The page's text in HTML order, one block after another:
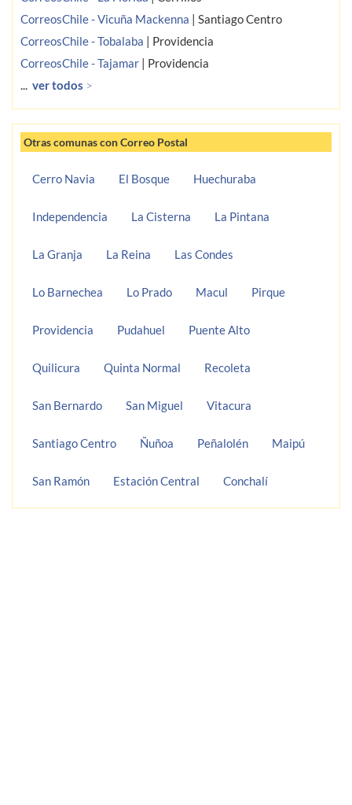
CorreosChile - Vicuña Mackenna | Santiago Centro
CorreosChile - Tobalaba | Providencia
CorreosChile - Tajamar | Providencia
... ver todos >
Otras comunas con Correo Postal
Cerro Navia El Bosque Huechuraba
Independencia La Cisterna La Pintana
La Granja La Reina Las Condes
Lo Barnechea Lo Prado Macul Pirque
Providencia Pudahuel Puente Alto
Quilicura Quinta Normal Recoleta
San Bernardo San Miguel Vitacura
Santiago Centro Ñuñoa Peñalolén Maipú
San Ramón Estación Central Conchalí